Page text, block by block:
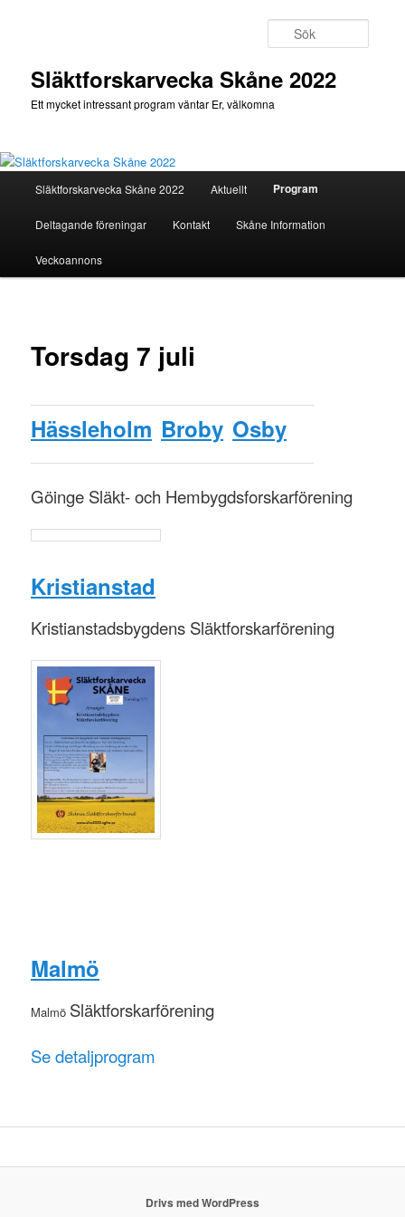
Släktforskarvecka Skåne 2022
Ett mycket intressant program väntar Er, välkomna
Släktforskarvecka Skåne 2022 Aktuellt Program
Deltagande föreningar Kontakt Skåne Information
Veckoannons
Torsdag 7 juli
Hässleholm Broby Osby
Göinge Släkt- och Hembygdsforskarförening
Kristianstad
Kristianstadsbygdens Släktforskarförening
Malmö
Malmö Släktforskarförening
Se detaljprogram
Drivs med WordPress